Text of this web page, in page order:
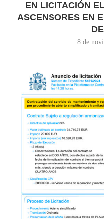
EN LICITACIÓN
ASCENSORES EN
8 de